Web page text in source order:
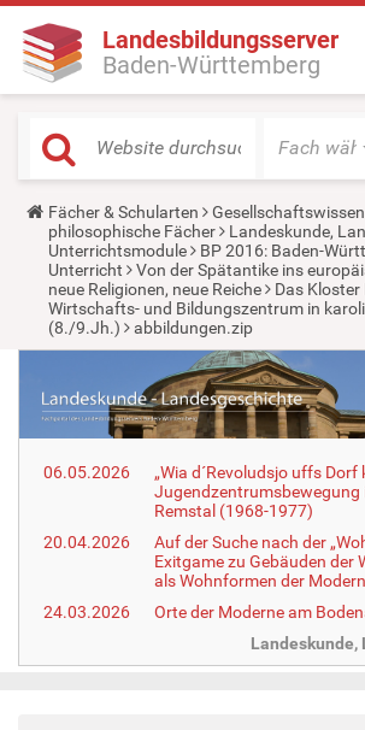
Landesbildungsserver
Baden-Württemberg
Fach
Y
o
u
a
r
e
h
e
:
Fächer & Schularten
philosophische Fächer
Landeskunde,
Unterrichtsmodule
BP 2016: Baden-
Unterricht
Von der Spätantike ins
neue Religionen, neue Reiche
Das
Wirtschafts- und Bildungszentrum in
(8./9.Jh.)
abbildungen.zip
06.05.2026
„Wia d´Revoludsjo uffs Dorf
Jugendzentrumsbewegung
Remstal (1968-1977)
20.04.2026
Auf der Suche nach der
Exitgame zu Gebäuden der
als Wohnformen der
24.03.2026
Orte der Moderne am
Landeskunde,